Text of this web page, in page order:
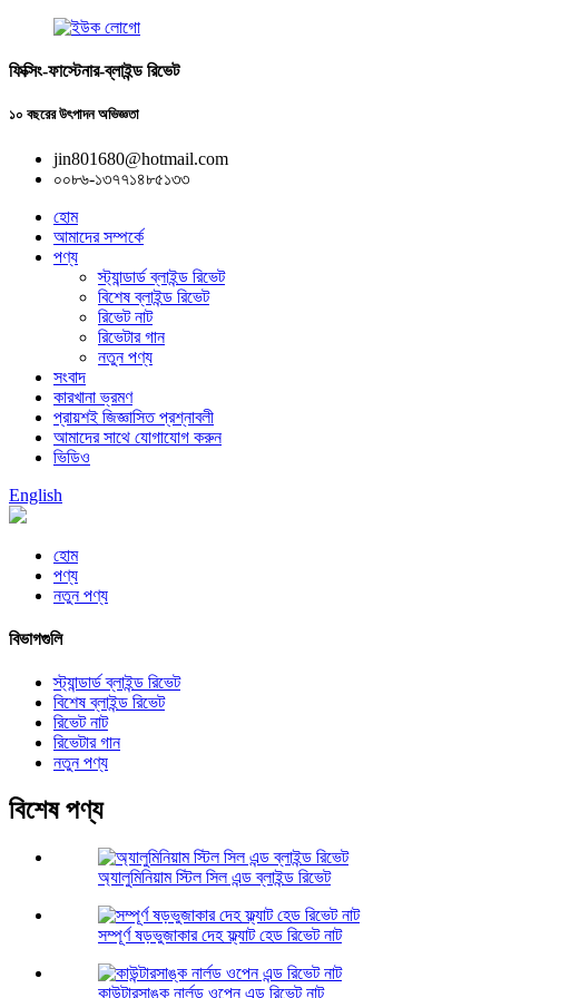
ফিক্সিং-ফাস্টেনার-ব্লাইন্ড রিভেট
১০ বছরের উৎপাদন অভিজ্ঞতা
jin801680@hotmail.com
০০৮৬-১৩৭৭১৪৮৫১৩৩
হোম
আমাদের সম্পর্কে
পণ্য
স্ট্যান্ডার্ড ব্লাইন্ড রিভেট
বিশেষ ব্লাইন্ড রিভেট
রিভেট নাট
রিভেটার গান
নতুন পণ্য
সংবাদ
কারখানা ভ্রমণ
প্রায়শই জিজ্ঞাসিত প্রশ্নাবলী
আমাদের সাথে যোগাযোগ করুন
ভিডিও
English
হোম
পণ্য
নতুন পণ্য
বিভাগগুলি
স্ট্যান্ডার্ড ব্লাইন্ড রিভেট
বিশেষ ব্লাইন্ড রিভেট
রিভেট নাট
রিভেটার গান
নতুন পণ্য
বিশেষ পণ্য
অ্যালুমিনিয়াম স্টিল সিল এন্ড ব্লাইন্ড রিভেট
সম্পূর্ণ ষড়ভুজাকার দেহ ফ্ল্যাট হেড রিভেট নাট
কাউন্টারসাঙ্ক নার্লড ওপেন এন্ড রিভেট নাট